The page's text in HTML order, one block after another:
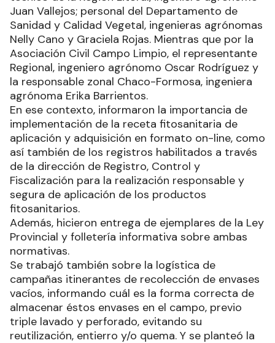
Juan Vallejos; personal del Departamento de
Sanidad y Calidad Vegetal, ingenieras agrónomas
Nelly Cano y Graciela Rojas. Mientras que por la
Asociación Civil Campo Limpio, el representante
Regional, ingeniero agrónomo Oscar Rodríguez y
la responsable zonal Chaco-Formosa, ingeniera
agrónoma Erika Barrientos.
En ese contexto, informaron la importancia de
implementación de la receta fitosanitaria de
aplicación y adquisición en formato on-line, como
así también de los registros habilitados a través
de la dirección de Registro, Control y
Fiscalización para la realización responsable y
segura de aplicación de los productos
fitosanitarios.
Además, hicieron entrega de ejemplares de la Ley
Provincial y folletería informativa sobre ambas
normativas.
Se trabajó también sobre la logística de
campañas itinerantes de recolección de envases
vacíos, informando cuál es la forma correcta de
almacenar éstos envases en el campo, previo
triple lavado y perforado, evitando su
reutilización, entierro y/o quema. Y se planteó la